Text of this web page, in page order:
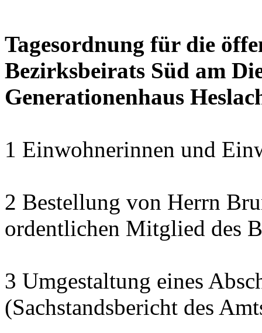
Tagesordnung für die
Bezirksbeirats Süd am
Generationenhaus
1 Einwohnerinnen und
2 Bestellung von Herrn
ordentlichen Mitglied des
3 Umgestaltung eines
(Sachstandsbericht des